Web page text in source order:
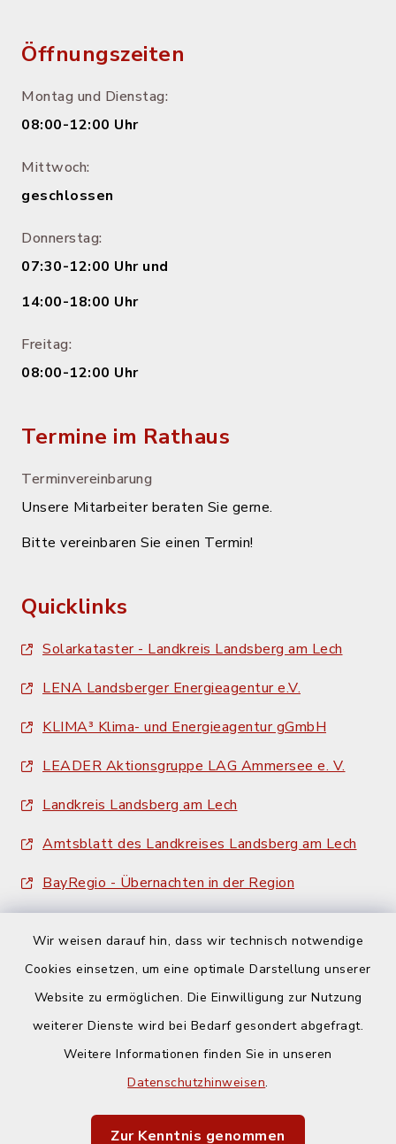
Wir weisen darauf hin, dass wir technisch notwendige
Cookies einsetzen, um eine optimale Darstellung unserer
Website zu ermöglichen. Die Einwilligung zur Nutzung
weiterer Dienste wird bei Bedarf gesondert abgefragt.
Weitere Informationen finden Sie in unseren
Datenschutzhinweisen.
Zur Kenntnis genommen
Öffnungszeiten
Montag und Dienstag:
08:00-12:00 Uhr
Mittwoch:
geschlossen
Donnerstag:
07:30-12:00 Uhr und
14:00-18:00 Uhr
Freitag:
08:00-12:00 Uhr
Termine im Rathaus
Terminvereinbarung
Unsere Mitarbeiter beraten Sie gerne.
Bitte vereinbaren Sie einen Termin!
Quicklinks
Solarkataster - Landkreis Landsberg am Lech
LENA Landsberger Energieagentur e.V.
KLIMA³ Klima- und Energieagentur gGmbH
LEADER Aktionsgruppe LAG Ammersee e. V.
Landkreis Landsberg am Lech
Amtsblatt des Landkreises Landsberg am Lech
BayRegio - Übernachten in der Region
Barrierefreiheit